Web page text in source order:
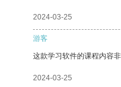
2024-03-25
游客
这款学习软件的课程内容
2024-03-25